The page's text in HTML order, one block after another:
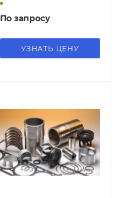
По запросу
УЗНАТЬ ЦЕНУ